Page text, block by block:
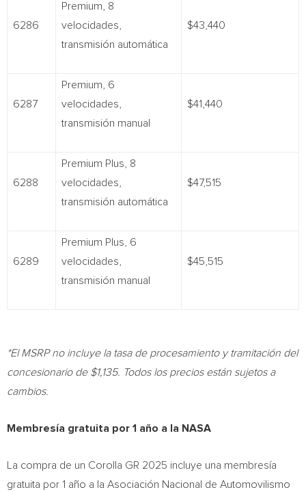
6286
Premium, 8
velocidades,
transmisión automática
$43,440
6287
Premium, 6
velocidades,
transmisión manual
$41,440
6288
Premium Plus, 8
velocidades,
transmisión automática
$47,515
6289
Premium Plus, 6
velocidades,
transmisión manual
$45,515
*El MSRP no incluye la tasa de procesamiento y tramitación del
concesionario de $1,135. Todos los precios están sujetos a
cambios.
Membresía gratuita por 1 año a la NASA
La compra de un Corolla GR 2025 incluye una membresía
gratuita por 1 año a la Asociación Nacional de Automovilismo